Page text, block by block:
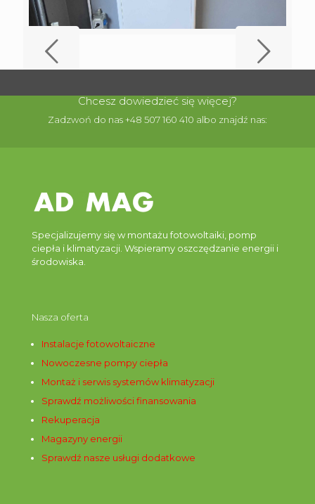
Chcesz dowiedzieć się więcej?
Zadzwoń do nas +48 507 160 410 albo znajdź nas:
Specjalizujemy się w montażu fotowoltaiki, pomp
ciepła i klimatyzacji. Wspieramy oszczędzanie energii i
środowiska.
Nasza oferta
Instalacje fotowoltaiczne
Nowoczesne pompy ciepła
Montaż i serwis systemów klimatyzacji
Sprawdź możliwości finansowania
Rekuperacja
Magazyny energii
Sprawdź nasze usługi dodatkowe